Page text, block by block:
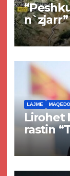
n`zjarr”
projekti
LAJME
Lirohet
rastin
akuzat